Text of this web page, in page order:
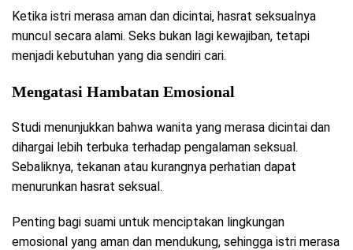
Ketika istri merasa aman dan dicintai, hasrat seksualnya
muncul secara alami. Seks bukan lagi kewajiban, tetapi
menjadi kebutuhan yang dia sendiri cari.
Mengatasi Hambatan Emosional
Studi menunjukkan bahwa wanita yang merasa dicintai dan
dihargai lebih terbuka terhadap pengalaman seksual.
Sebaliknya, tekanan atau kurangnya perhatian dapat
menurunkan hasrat seksual.
Penting bagi suami untuk menciptakan lingkungan
emosional yang aman dan mendukung, sehingga istri merasa